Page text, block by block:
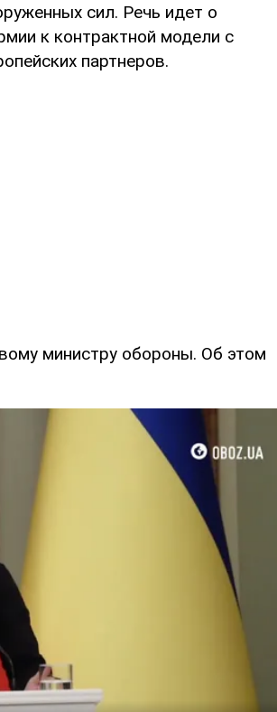
сил. Речь идет о
к контрактной модели с
партнеров.
министру обороны. Об этом